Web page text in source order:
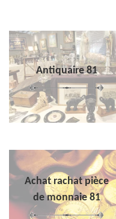
Antiquaire 81
Achat rachat pièce
de monnaie 81